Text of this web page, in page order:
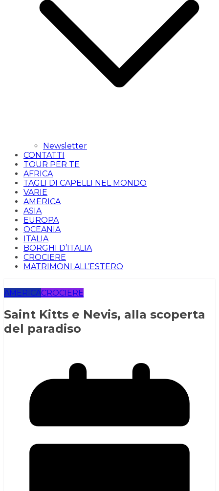
Newsletter
CONTATTI
TOUR PER TE
AFRICA
TAGLI DI CAPELLI NEL MONDO
VARIE
AMERICA
ASIA
EUROPA
OCEANIA
ITALIA
BORGHI D’ITALIA
CROCIERE
MATRIMONI ALL’ESTERO
AMERICACROCIERE
Saint Kitts e Nevis, alla scoperta
del paradiso